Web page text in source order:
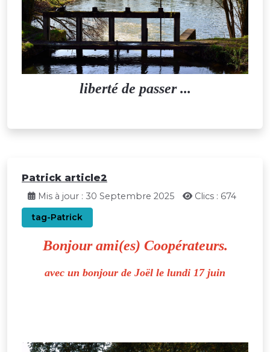
liberté de passer ...
Patrick article2
Mis à jour : 30 Septembre 2025
Clics : 674
tag-Patrick
Bonjour ami(es) Coopérateurs.
avec un bonjour de Joël le lundi 17 juin